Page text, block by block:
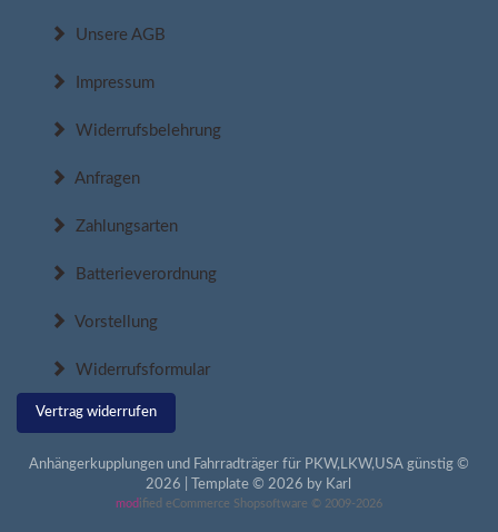
Unsere AGB
Impressum
Widerrufsbelehrung
Anfragen
Zahlungsarten
Batterieverordnung
Vorstellung
Widerrufsformular
Vertrag widerrufen
Anhängerkupplungen und Fahrradträger für PKW,LKW,USA günstig ©
2026 | Template © 2026 by Karl
mod ified eCommerce Shopsoftware © 2009-2026